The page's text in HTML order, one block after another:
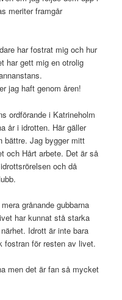
meriter framgår
har fostrat mig och hur
har gett mig en otrolig
jag haft genom åren!
ordförande i Katrineholm
år i idrotten. Här gäller
bättre. Jag bygger mitt
och Hårt arbete. Det är så
och då
grånande gubbarna
har kunnat stå starka
Idrott är inte bara
fostran för resten av livet.
men det är fan så mycket